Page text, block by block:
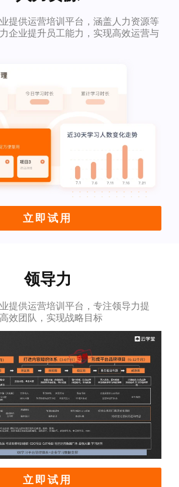
提供运营培训平台，涵盖人力资源等
企业提升员工能力，实现高效运营与
立即试用
领导力
提供运营培训平台，专注领导力提
效团队，实现战略目标
立即试用